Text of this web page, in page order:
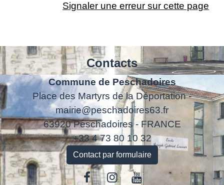
Signaler une erreur sur cette page
Contacts
Commune de Peschadoires
Place des Martyrs de la Déportation -
mairie@peschadoires63.fr
63920 Peschadoires - FRANCE
+33 4 73 80 10 32
Contact par formulaire